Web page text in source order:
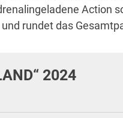
Action
rundet das
2024